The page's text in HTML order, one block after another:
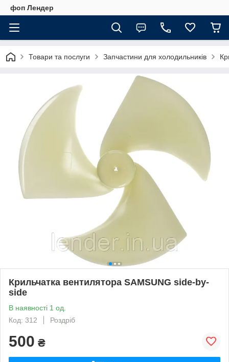
фоп Лендер
Товари та послуги Запчастини для холодильників
Крильчатка вентилятора SAMSUNG side-by-
side
В наявності 1 од.
Код: 312
Роздріб
500 ₴